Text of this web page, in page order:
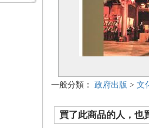
一般分類： 政府出版 > 文
買了此商品的人，也